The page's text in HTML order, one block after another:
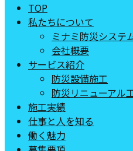
TOP
私たちについて
ミナミ防災システ
会社概要
サービス紹介
防災設備施工
防災リニューアル
施工実績
仕事と人を知る
働く魅力